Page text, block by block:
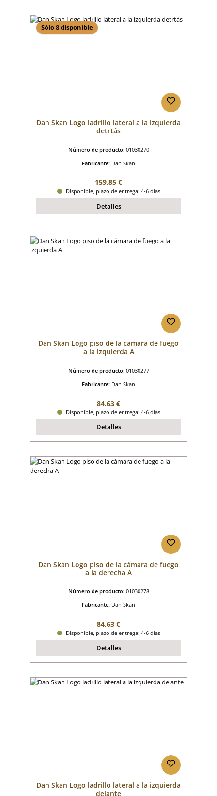
Sólo 8 disponible
Dan Skan Logo ladrillo lateral a la izquierda
detrtás
Número de producto: 01030270
Fabricante: Dan Skan
Precio normal:
159,85 €
Disponible, plazo de entrega: 4-6 días
Detalles
Dan Skan Logo piso de la cámara de fuego
a la izquierda A
Número de producto: 01030277
Fabricante: Dan Skan
Precio normal:
84,63 €
Disponible, plazo de entrega: 4-6 días
Detalles
Dan Skan Logo piso de la cámara de fuego
a la derecha A
Número de producto: 01030278
Fabricante: Dan Skan
Precio normal:
84,63 €
Disponible, plazo de entrega: 4-6 días
Detalles
Dan Skan Logo ladrillo lateral a la izquierda
delante